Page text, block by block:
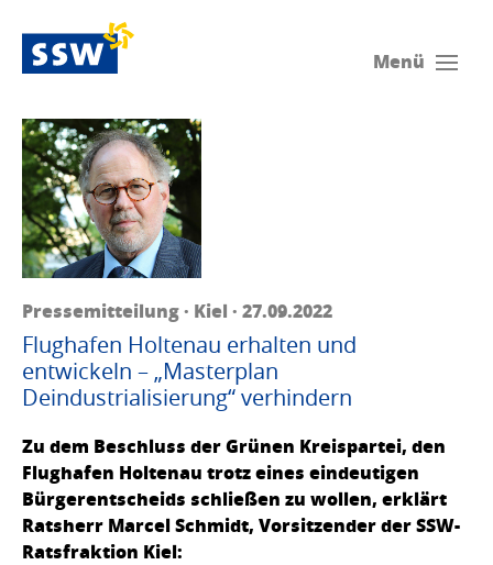
Menü
Pressemitteilung · Kiel · 27.09.2022
Flughafen Holtenau erhalten und
entwickeln – „Masterplan
Deindustrialisierung“ verhindern
Zu dem Beschluss der Grünen Kreispartei, den
Flughafen Holtenau trotz eines eindeutigen
Bürgerentscheids schließen zu wollen, erklärt
Ratsherr Marcel Schmidt, Vorsitzender der SSW-
Ratsfraktion Kiel: